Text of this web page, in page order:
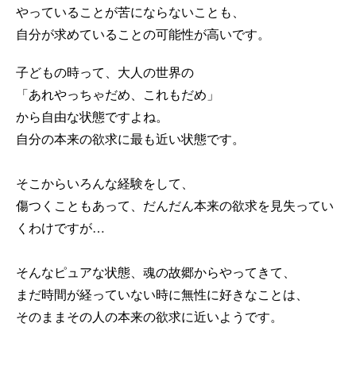
やっていることが苦にならないことも、
自分が求めていることの可能性が高いです。
子どもの時って、大人の世界の
「あれやっちゃだめ、これもだめ」
から自由な状態ですよね。
自分の本来の欲求に最も近い状態です。
そこからいろんな経験をして、
傷つくこともあって、だんだん本来の欲求を見失ってい
くわけですが…
そんなピュアな状態、魂の故郷からやってきて、
まだ時間が経っていない時に無性に好きなことは、
そのままその人の本来の欲求に近いようです。